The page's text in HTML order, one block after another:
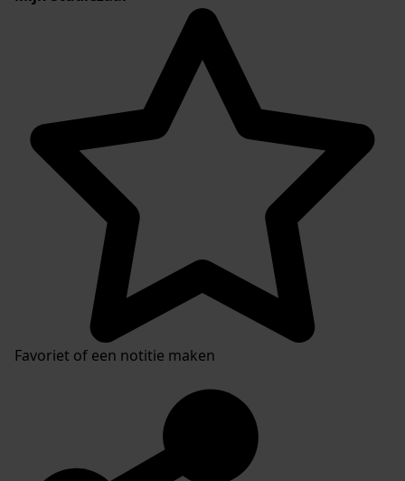
Favoriet of een notitie maken